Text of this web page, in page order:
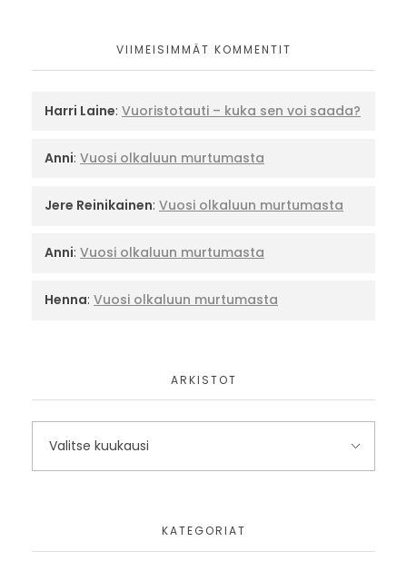
VIIMEISIMMÄT KOMMENTIT
Harri Laine: Vuoristotauti – kuka sen voi saada?
Anni: Vuosi olkaluun murtumasta
Jere Reinikainen: Vuosi olkaluun murtumasta
Anni: Vuosi olkaluun murtumasta
Henna: Vuosi olkaluun murtumasta
ARKISTOT
KATEGORIAT